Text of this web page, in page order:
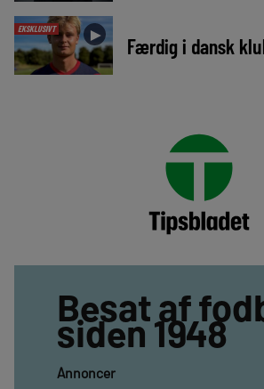
EKSKLUSIVT ► Færdig i dansk
Besat af
siden 1948
Annoncer